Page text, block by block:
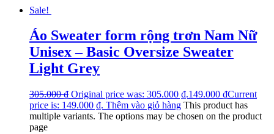
Sale!
Áo Sweater form rộng trơn Nam Nữ
Unisex – Basic Oversize Sweater
Light Grey
305.000₫ Original price was: 305.000 ₫.149.000 ₫Current
price is: 149.000 ₫. Thêm vào giỏ hàng This product has
multiple variants. The options may be chosen on the product
page